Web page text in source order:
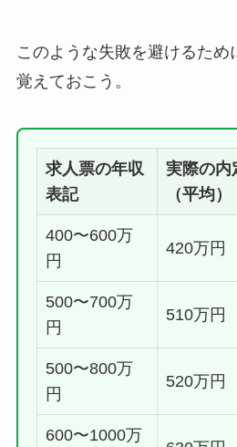
このような失敗を避けるため
覚えておこう。
求人票の年収
表記
実際の内
（平均）
400〜600万
円
420万円
500〜700万
円
510万円
500〜800万
円
520万円
600〜1000万